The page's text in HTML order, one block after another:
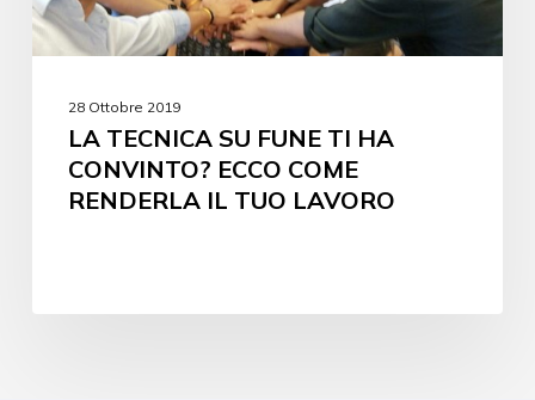
28 Ottobre 2019
LA TECNICA SU FUNE TI HA
CONVINTO? ECCO COME
RENDERLA IL TUO LAVORO